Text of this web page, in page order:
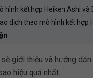
hình kết hợp Heiken Ashi và
dịch theo mô hình kết hợp
sẽ giới thiệu và hướng
hiệu quả nhất.